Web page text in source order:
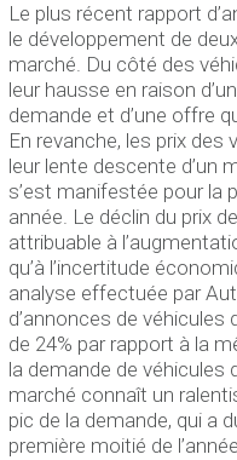
Le plus récent rapport
le développement de
marché. Du côté des
leur hausse en raison
demande et d’une offre
En revanche, les prix des
leur lente descente d’un
s’est manifestée pour la
année. Le déclin du prix
attribuable à
qu’à l’incertitude
analyse effectuée par
d’annonces de
de 24% par rapport à la
la demande de véhicules
marché connaît un
pic de la demande, qui a
première moitié de